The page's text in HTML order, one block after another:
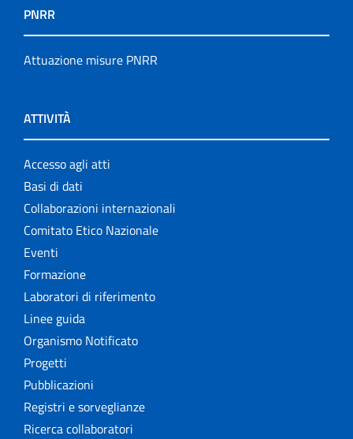
PNRR
Attuazione misure PNRR
ATTIVITÀ
Accesso agli atti
Basi di dati
Collaborazioni internazionali
Comitato Etico Nazionale
Eventi
Formazione
Laboratori di riferimento
Linee guida
Organismo Notificato
Progetti
Pubblicazioni
Registri e sorveglianze
Ricerca collaboratori